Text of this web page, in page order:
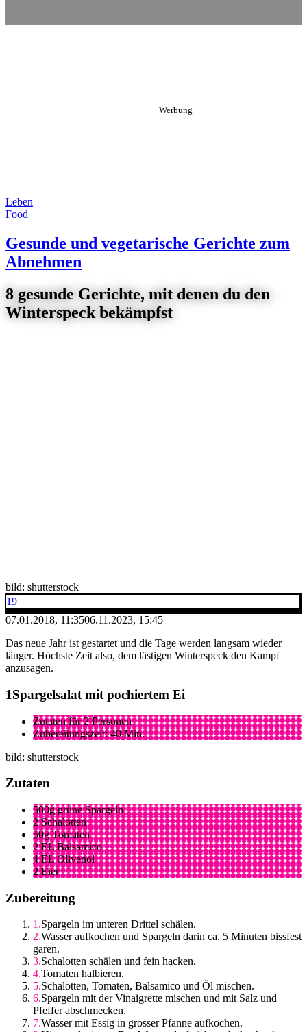
Leben
Food
Gesunde und vegetarische Gerichte zum
Abnehmen
8 gesunde Gerichte, mit denen du den
Winterspeck bekämpfst
bild: shutterstock
19
07.01.2018, 11:3506.11.2023, 15:45
Das neue Jahr ist gestartet und die Tage werden langsam wieder
länger. Höchste Zeit also, dem lästigen Winterspeck den Kampf
anzusagen.
Spargelsalat mit pochiertem Ei
Zutaten für 2 Personen
Zubereitungszeit: 40 Min.
bild: shutterstock
Zutaten
500g grüne Spargeln
2 Schalotten
50g Tomaten
2 EL Balsamico
4 EL Olivenöl
2 Eier
Zubereitung
Spargeln im unteren Drittel schälen.
Wasser aufkochen und Spargeln darin ca. 5 Minuten bissfest
garen.
Schalotten schälen und fein hacken.
Tomaten halbieren.
Schalotten, Tomaten, Balsamico und Öl mischen.
Spargeln mit der Vinaigrette mischen und mit Salz und
Pfeffer abschmecken.
Wasser mit Essig in grosser Pfanne aufkochen.